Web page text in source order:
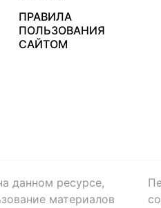
ПРАВИЛА
ПОЛЬЗОВАНИЯ
САЙТОМ
данном ресурсе,
материалов